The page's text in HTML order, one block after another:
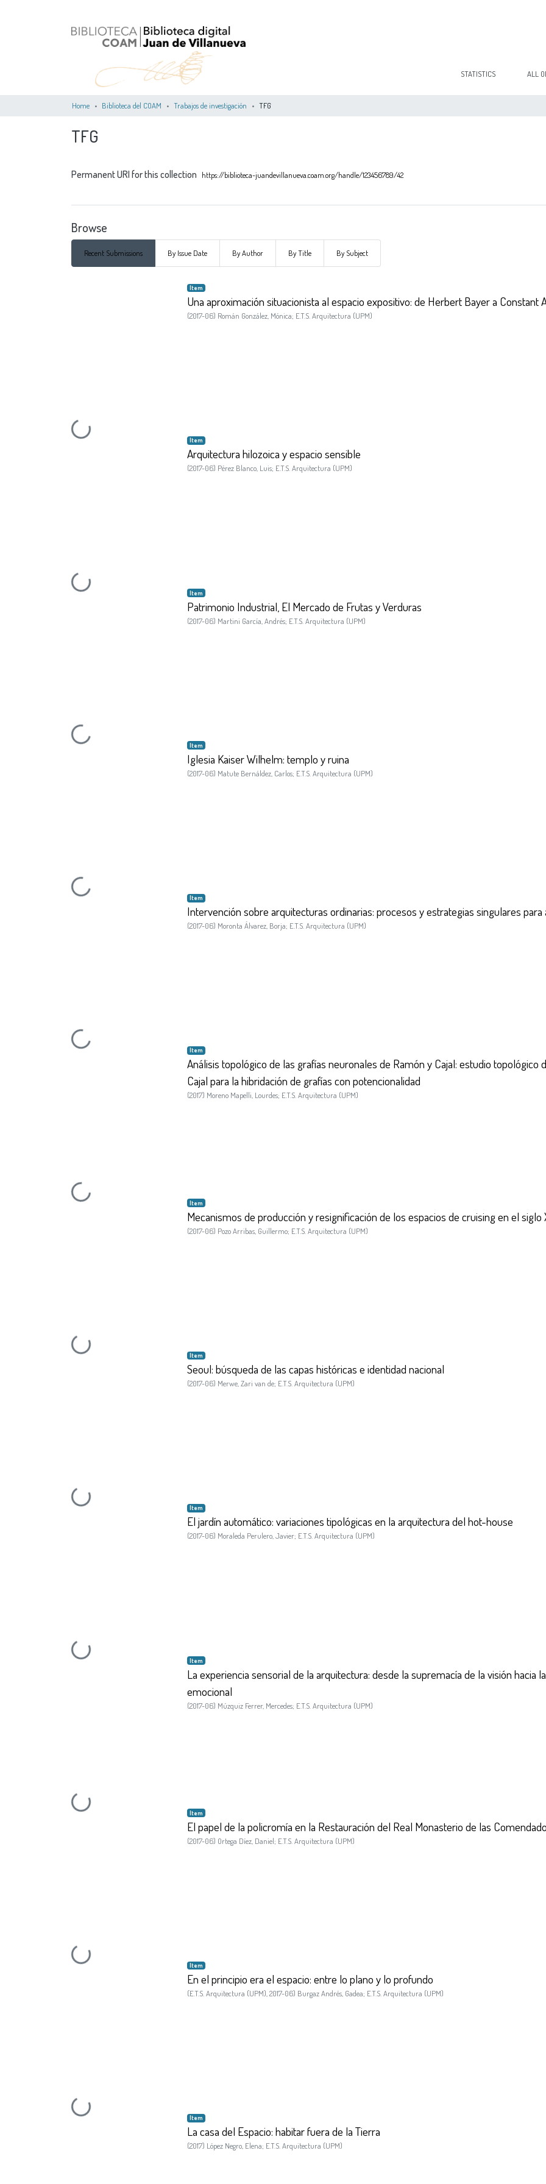
ALL
STATISTICS
Home Biblioteca del COAM Trabajos de investigación TFG
TFG
Permanent URI for this collection https://biblioteca-juandevillanueva.coam.org/handle/123456789/42
Browse
Recent Submissions By Issue Date By Author By Title By Subject
Recent Submissions
Loading...
Item
Una aproximación situacionista al espacio expositivo: de Herbert Bayer a Constant
(2017-06) Román González, Mónica; E.T.S. Arquitectura (UPM)
Loading...
Item
Arquitectura hilozoica y espacio sensible
(2017-06) Pérez Blanco, Luis; E.T.S. Arquitectura (UPM)
Loading...
Item
Patrimonio Industrial, El Mercado de Frutas y Verduras
(2017-06) Martini García, Andrés; E.T.S. Arquitectura (UPM)
Loading...
Item
Iglesia Kaiser Wilhelm: templo y ruina
(2017-06) Matute Bernáldez, Carlos; E.T.S. Arquitectura (UPM)
Loading...
Item
Intervención sobre arquitecturas ordinarias: procesos y estrategias singulares
(2017-06) Moronta Álvarez, Borja; E.T.S. Arquitectura (UPM)
Loading...
Item
Análisis topológico de las grafías neuronales de Ramón y Cajal: estudio topológico
Cajal para la hibridación de grafías con potencionalidad
(2017) Moreno Mapelli, Lourdes; E.T.S. Arquitectura (UPM)
Loading...
Item
Mecanismos de producción y resignificación de los espacios de cruising en el siglo
(2017-06) Pozo Arribas, Guillermo; E.T.S. Arquitectura (UPM)
Loading...
Item
Seoul: búsqueda de las capas históricas e identidad nacional
(2017-06) Merwe, Zari van de; E.T.S. Arquitectura (UPM)
Loading...
Item
El jardín automático: variaciones tipológicas en la arquitectura del hot-house
(2017-06) Moraleda Perulero, Javier; E.T.S. Arquitectura (UPM)
Loading...
Item
La experiencia sensorial de la arquitectura: desde la supremacía de la visión hacia
emocional
(2017-06) Múzquiz Ferrer, Mercedes; E.T.S. Arquitectura (UPM)
Loading...
Item
El papel de la policromía en la Restauración del Real Monasterio de las
(2017-06) Ortega Díez, Daniel; E.T.S. Arquitectura (UPM)
Loading...
Item
En el principio era el espacio: entre lo plano y lo profundo
(E.T.S. Arquitectura (UPM) 2017-06) Burgaz Andrés, Gadea; E.T.S. Arquitectura (UPM)
Item
La casa del Espacio: habitar fuera de la Tierra
(2017) López Negro, Elena; E.T.S. Arquitectura (UPM)